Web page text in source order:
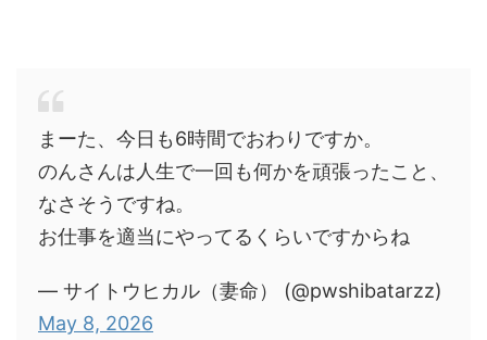
まーた、今日も6時間でおわりですか。
のんさんは人生で一回も何かを頑張ったこと、
なさそうですね。
お仕事を適当にやってるくらいですからね
— サイトウヒカル（妻命） (@pwshibatarzz)
May 8, 2026